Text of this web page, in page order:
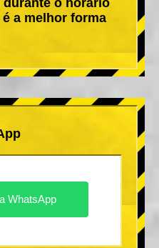
a melhor forma